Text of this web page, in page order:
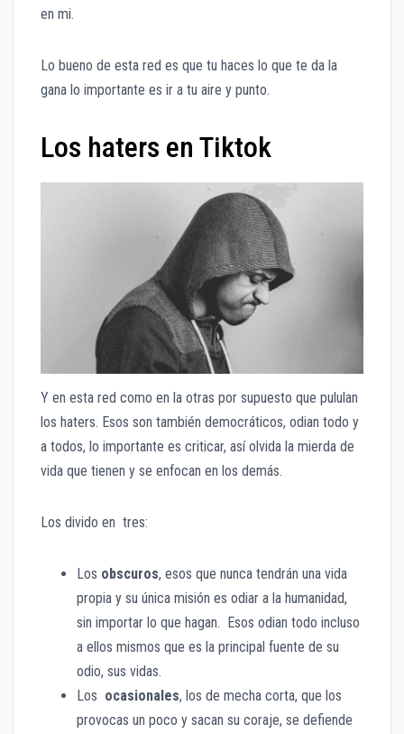
en mi.
Lo bueno de esta red es que tu haces lo que te da la
gana lo importante es ir a tu aire y punto.
Los haters en Tiktok
Y en esta red como en la otras por supuesto que pululan
los haters. Esos son también democráticos, odian todo y
a todos, lo importante es criticar, así olvida la mierda de
vida que tienen y se enfocan en los demás.
Los divido en tres:
Los obscuros, esos que nunca tendrán una vida
propia y su única misión es odiar a la humanidad,
sin importar lo que hagan. Esos odian todo incluso
a ellos mismos que es la principal fuente de su
odio, sus vidas.
Los ocasionales, los de mecha corta, que los
provocas un poco y sacan su coraje, se defiende